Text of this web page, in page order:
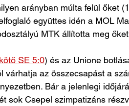
arányban múlta felül őket
együttes idén a MOL
MTK állította meg
SE 5:0) és az Unione
várhatja az összecsapást a
Bár a jelenlegi
sok Csepel szimpatizáns